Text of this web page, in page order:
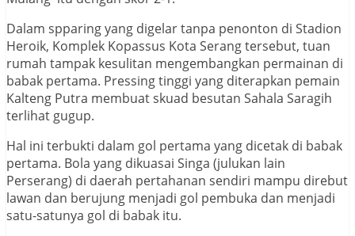
Dalam spparing yang digelar tanpa penonton di Stadion
Heroik, Komplek Kopassus Kota Serang tersebut, tuan
rumah tampak kesulitan mengembangkan permainan di
babak pertama. Pressing tinggi yang diterapkan pemain
Kalteng Putra membuat skuad besutan Sahala Saragih
terlihat gugup.
Hal ini terbukti dalam gol pertama yang dicetak di babak
pertama. Bola yang dikuasai Singa (julukan lain
Perserang) di daerah pertahanan sendiri mampu direbut
lawan dan berujung menjadi gol pembuka dan menjadi
satu-satunya gol di babak itu.